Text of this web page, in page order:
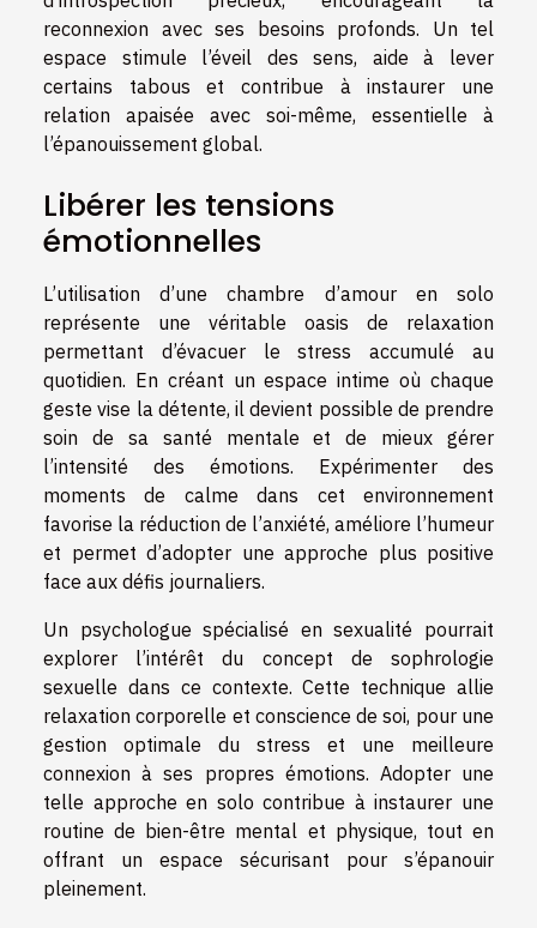
reconnexion avec ses besoins profonds. Un tel
espace stimule l’éveil des sens, aide à lever
certains tabous et contribue à instaurer une
relation apaisée avec soi-même, essentielle à
l’épanouissement global.
Libérer les tensions
émotionnelles
L’utilisation d’une chambre d’amour en solo
représente une véritable oasis de relaxation
permettant d’évacuer le stress accumulé au
quotidien. En créant un espace intime où chaque
geste vise la détente, il devient possible de prendre
soin de sa santé mentale et de mieux gérer
l’intensité des émotions. Expérimenter des
moments de calme dans cet environnement
favorise la réduction de l’anxiété, améliore l’humeur
et permet d’adopter une approche plus positive
face aux défis journaliers.
Un psychologue spécialisé en sexualité pourrait
explorer l’intérêt du concept de sophrologie
sexuelle dans ce contexte. Cette technique allie
relaxation corporelle et conscience de soi, pour une
gestion optimale du stress et une meilleure
connexion à ses propres émotions. Adopter une
telle approche en solo contribue à instaurer une
routine de bien-être mental et physique, tout en
offrant un espace sécurisant pour s’épanouir
pleinement.